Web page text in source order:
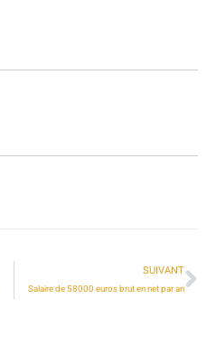
SUIVANT
Salaire de 58000 euros brut en net par an